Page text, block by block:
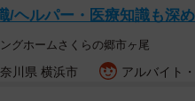
ん宅には、7匹のキジトラ猫
では、そのうち4匹が棚の中
ら、まいたけくん（4歳）と
/ヘルパー・医療知識も深
グホームさくらの郷市ヶ尾
川県 横浜市 アルバイト